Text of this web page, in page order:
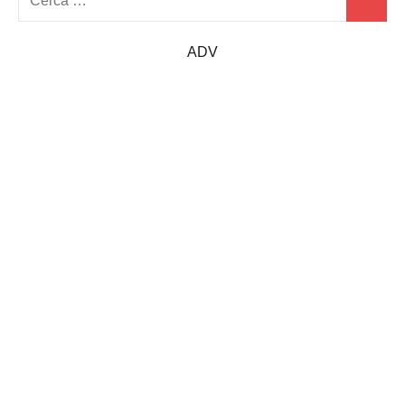
per:
ADV